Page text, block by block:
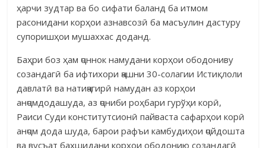
ҳарчи зудтар ва бо сифати баланд ба итмом
расонидани корҳои азнавсозӣ ба масъулин дастуру
супоришҳои мушаххас доданд.
Баҳри боз ҳам ҷоннок намудани корҳои ободониву
созандагӣ ба ифтихори ҷашни 30-солагии Истиқлоли
давлатӣ ва натиҷагирӣ намудан аз корҳои
анҷомдодашуда, аз ҷониби роҳбари гурўҳи корӣ,
Раиси Суди конститутсионӣ пайваста сафарҳои корӣ
анҷом дода шуда, барои рафъи камбудиҳои ҷойдошта
ва вусъат бахшидани корҳои ободонию созандагӣ